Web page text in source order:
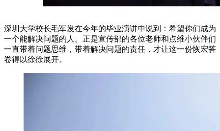
深圳大学校长毛军发在今年的毕业演讲中说到：希望你们成为
一个能解决问题的人。正是宣传部的各位老师和点维小伙伴们
一直带着问题思维，带着解决问题的责任，才让这一份恢宏答
卷得以徐徐展开。